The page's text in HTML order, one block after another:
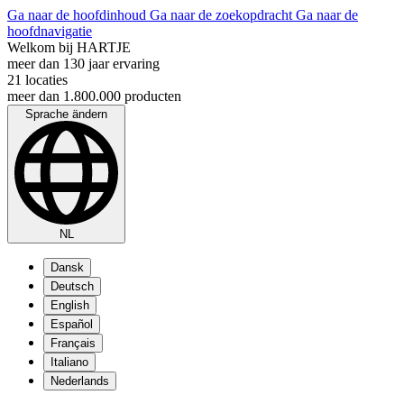
Ga naar de hoofdinhoud Ga naar de zoekopdracht Ga naar de
hoofdnavigatie
Welkom bij HARTJE
meer dan 130 jaar ervaring
21 locaties
meer dan 1.800.000 producten
Sprache ändern
NL
Dansk
Deutsch
English
Español
Français
Italiano
Nederlands